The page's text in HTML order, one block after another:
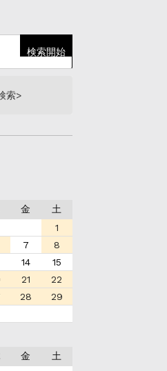
索>
金
土
1
7
8
14
15
21
22
28
29
金
土